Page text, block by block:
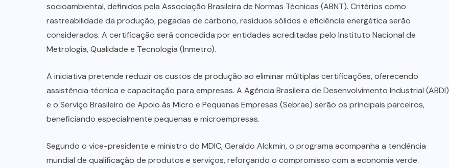
socioambiental, definidos pela Associação Brasileira de Normas Técnicas (ABNT). Critérios como
rastreabilidade da produção, pegadas de carbono, resíduos sólidos e eficiência energética serão
considerados. A certificação será concedida por entidades acreditadas pelo Instituto Nacional de
Metrologia, Qualidade e Tecnologia (Inmetro).
A iniciativa pretende reduzir os custos de produção ao eliminar múltiplas certificações, oferecendo
assistência técnica e capacitação para empresas. A Agência Brasileira de Desenvolvimento Industrial (ABDI)
e o Serviço Brasileiro de Apoio às Micro e Pequenas Empresas (Sebrae) serão os principais parceiros,
beneficiando especialmente pequenas e microempresas.
Segundo o vice-presidente e ministro do MDIC, Geraldo Alckmin, o programa acompanha a tendência
mundial de qualificação de produtos e serviços, reforçando o compromisso com a economia verde.